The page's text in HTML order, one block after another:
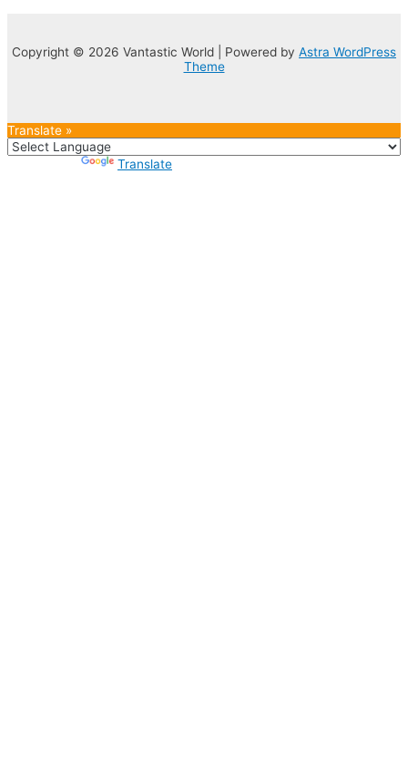
Copyright © 2026 Vantastic World | Powered by Astra WordPress
Theme
Translate »
Translate